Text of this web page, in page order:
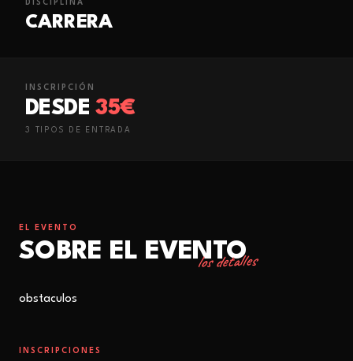
DISCIPLINA
CARRERA
INSCRIPCIÓN
DESDE 35€
3 TIPO S DE ENTRADA
EL EVENTO
SOBRE EL EVENTO
los detalles
obstaculos
INSCRIPCIONES